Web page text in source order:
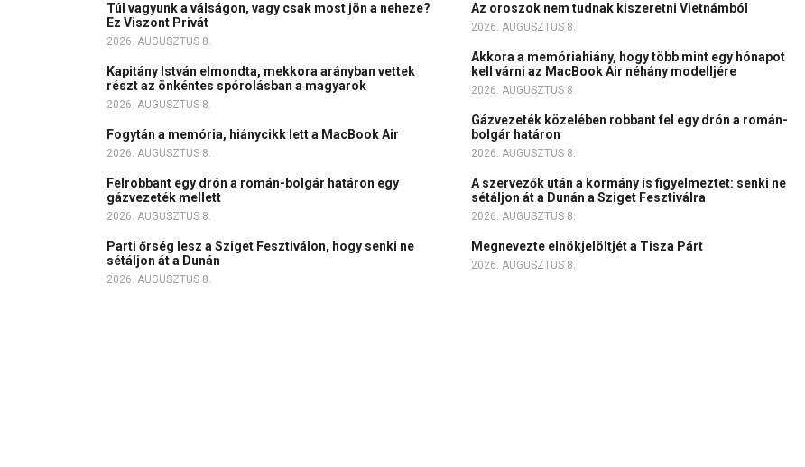
Túl vagyunk a válságon, vagy csak most jön a neheze?
Ez Viszont Privát
2026. AUGUSZTUS 8.
Kapitány István elmondta, mekkora arányban vettek
részt az önkéntes spórolásban a magyarok
2026. AUGUSZTUS 8.
Fogytán a memória, hiánycikk lett a MacBook Air
2026. AUGUSZTUS 8.
Felrobbant egy drón a román-bolgár határon egy
gázvezeték mellett
2026. AUGUSZTUS 8.
Parti őrség lesz a Sziget Fesztiválon, hogy senki ne
sétáljon át a Dunán
2026. AUGUSZTUS 8.
Az oroszok nem tudnak kiszeretni Vietnámból
2026. AUGUSZTUS 8.
Akkora a memóriahiány, hogy több mint egy hónapot
kell várni az MacBook Air néhány modelljére
2026. AUGUSZTUS 8.
Gázvezeték közelében robbant fel egy drón a román-
bolgár határon
2026. AUGUSZTUS 8.
A szervezők után a kormány is figyelmeztet: senki ne
sétáljon át a Dunán a Sziget Fesztiválra
2026. AUGUSZTUS 8.
Megnevezte elnökjelöltjét a Tisza Párt
2026. AUGUSZTUS 8.